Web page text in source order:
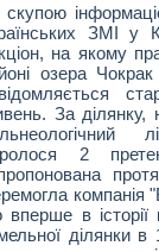
ЗМІ у
на якому
озера
За
2
компанія
вперше в історії
ділянки